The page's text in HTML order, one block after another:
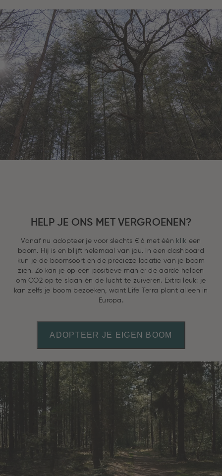
HELP JE ONS MET VERGROENEN?
Vanaf nu adopteer je voor slechts € 6 met één klik een
boom. Hij is en blijft helemaal van jou. In een dashboard
kun je de boomsoort en de precieze locatie van je boom
zien. Zo kan je op een positieve manier de aarde helpen
om CO2 op te slaan én de lucht te zuiveren. Extra leuk: je
kan zelfs je boom bezoeken, want Life Terra plant alleen in
Europa.
ADOPTEER JE EIGEN BOOM